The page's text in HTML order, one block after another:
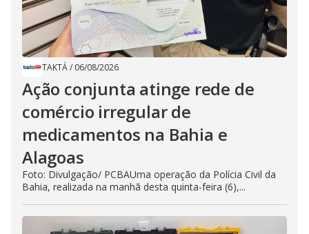
TAKTÁ/ 06/08/2026
Ação conjunta atinge rede de
comércio irregular de
medicamentos na Bahia e
Alagoas
Foto: Divulgação/ PCBAUma operação da Polícia Civil da
Bahia, realizada na manhã desta quinta-feira (6),...